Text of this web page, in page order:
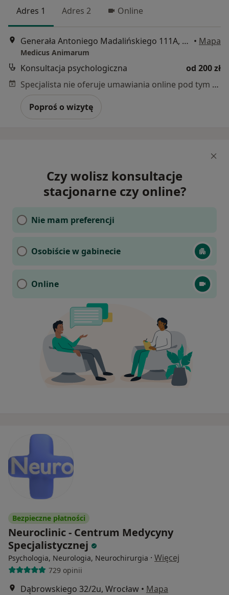
Adres 1 Adres 2 Online
Generała Antoniego Madalińskiego 111A, Wrocław • Mapa
Medicus Animarum
Konsultacja psychologiczna
od 200 zł
Specjalista nie oferuje umawiania online pod tym adresem.
Poproś o wizytę
Czy wolisz konsultacje
stacjonarne czy online?
Nie mam preferencji
Osobiście w gabinecie
Online
Bezpieczne płatności
Neuroclinic - Centrum Medycyny
Specjalistycznej
Psychologia, Neurologia, Neurochirurgia · Więcej
729 opinii
Dąbrowskiego 32/2u, Wrocław • Mapa